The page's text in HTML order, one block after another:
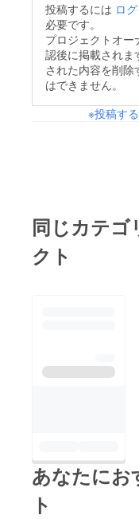
投稿するには ロ
必要です。
プロジェクトオー
認後に掲載されま
された内容を削除
はできません。
※投稿す
同じカテゴ
クト
あなたにお
ト